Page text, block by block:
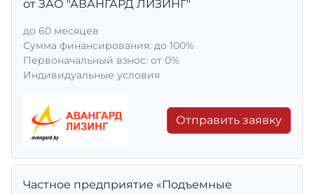
от ЗАО "АВАНГАРД ЛИЗИНГ"
до 60 месяцев
Сумма финансирования: до 100%
Первоначальный взнос: от 0%
Индивидуальные условия
Отправить заявку
Частное предприятие «Подъемные